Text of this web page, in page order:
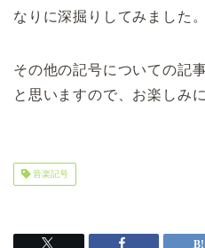
なりに深掘りしてみました。
その他の記号についての記
と思いますので、お楽しみに
音楽記号